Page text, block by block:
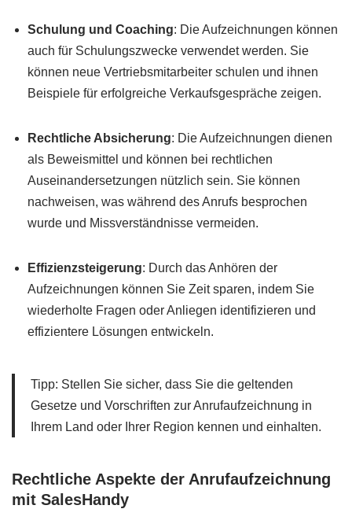
Schulung und Coaching: Die Aufzeichnungen können
auch für Schulungszwecke verwendet werden. Sie
können neue Vertriebsmitarbeiter schulen und ihnen
Beispiele für erfolgreiche Verkaufsgespräche zeigen.
Rechtliche Absicherung: Die Aufzeichnungen dienen
als Beweismittel und können bei rechtlichen
Auseinandersetzungen nützlich sein. Sie können
nachweisen, was während des Anrufs besprochen
wurde und Missverständnisse vermeiden.
Effizienzsteigerung: Durch das Anhören der
Aufzeichnungen können Sie Zeit sparen, indem Sie
wiederholte Fragen oder Anliegen identifizieren und
effizientere Lösungen entwickeln.
Tipp: Stellen Sie sicher, dass Sie die geltenden
Gesetze und Vorschriften zur Anrufaufzeichnung in
Ihrem Land oder Ihrer Region kennen und einhalten.
Rechtliche Aspekte der Anrufaufzeichnung
mit SalesHandy